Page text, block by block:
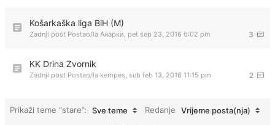
Košarkaška liga BiH (M)
3
Zadnji post Postao/la Анарки, pet sep 23, 2016 6:02 pm
KK Drina Zvornik
2
Zadnji post Postao/la kempes, sub feb 13, 2016 11:15 pm
Prikaži teme “stare”: Sve teme Redanje Vrijeme posta(nja)